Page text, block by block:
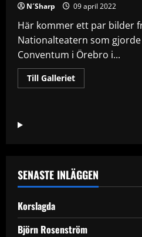
N´Sharp 09 april 2022
Här kommer ett par bilder
Nationalteatern som
Conventum i Örebro i...
Till GallerietRead
more
SENASTE INLÄGGEN
Korslagda
Björn Rosenström